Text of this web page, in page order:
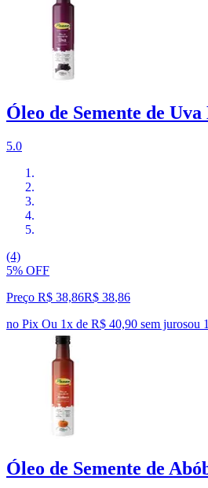
Óleo de Semente de
5.0
(4)
5% OFF
Preço R$ 38,86R$ 38,86
no Pix Ou 1x de R$ 40,90 sem jurosou 1
Óleo de Semente de